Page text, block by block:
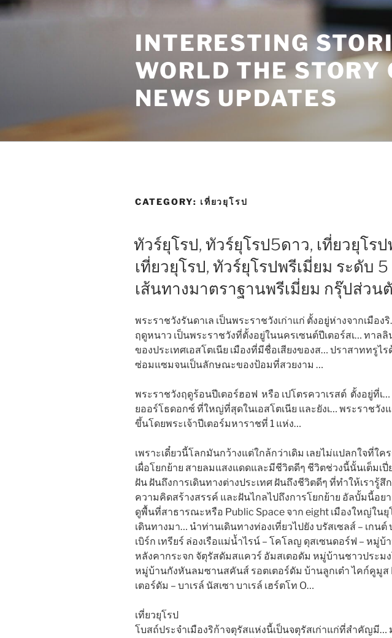
Skip
to
INTERESTING
WORLD THE
NEWS UPDATES
CATEGORY: เที่ยวยุโรป
ทัวร์ยุโรป, ทัวร์ยุโรป5ดาว, เที่ยวยุโรป
เที่ยวยุโรป, ทัวร์ยุโรปพรีเมี่ยม ระดับ
เส้นทางมาตราฐานพรีเมี่ยม กรุ๊ปส่วน
พระราชวังรันดาเล เป็นพระราชวังเก่าแก่ ตั้งอยู่ห่างจากเมือง
ฤดูหนาว เป็นพระราชวังที่ตั้งอยู่ในนครเซนต์ปีเตอร์สเ… ทาลลิ
ของประเทศเอสโตเนีย เมืองที่มีชื่อเสียงของส… ปราสาททรูไร
ซ่อมแซมจนเป็นลักษณะของป้อมที่สวยงาม …
พระราชวังฤดูร้อนปีเตอร์ฮอฟ หรือ เปโตรควาเรสต์ ตั้งอยู่ที่เ
ยออร์โธดอกซ์ ที่ใหญ่ที่สุดในเอสโตเนีย และยังเ… พระราชวัง
ขึ้นโดยพระเจ้าปีเตอร์มหาราชที่ 1 แห่ง…
เพราะเดี๋ยวนี้โลกมันกว้างแต่ใกล้กว่าเดิม เลยไม่แปลกใจที่ใค
เผื่อโยกย้าย สายลมแสงแดดและมีชีวิตดีๆ ชีวิตช่วงนี้นั้นเต็มเ
ฝัน ฝันถึงการเดินทางต่างประเทศ ฝันถึงชีวิตดีๆ ที่ทำให้เรารู้
ความคิดสร้างสรรค์ และฝันไกลไปถึงการโยกย้าย อัลบั้มนี้อ
ดูพื้นที่สาธารณะหรือ Public Space จาก eight เมืองใหญ่ในยุ
เดินทางมา… นำท่านเดินทางท่องเที่ยวไปยัง บรัสเซลส์ – เกนต์
เบิร์ก เทรียร์ ล่องเรือแม่น้ำไรน์ – โคโลญ ดุสเซนดอร์ฟ – หมู่บ้
หลังคากระจก จัตุรัสดัมสแควร์ อัมสเตอดัม หมู่บ้านชาวประมง
หมู่บ้านกังหันลมซานสคันส์ รอตเตอร์ดัม บ้านลูกเต๋า ไคก์คูมูส
เตอร์ดัม – บาเรล์ นัสเซา บาเรล์ เฮร์ตโท O…
เที่ยวยุโรป
โบสถ์ประจำเมืองริก้าจตุรัสแห่งนี้เป็นจตุรัสเก่าแก่ที่สำคัญมี…